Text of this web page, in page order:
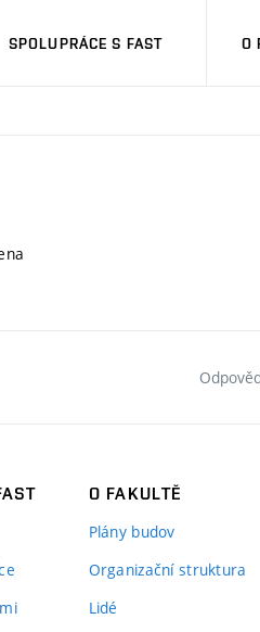
SPOLUPRÁCE S FAST O
O FAKULTĚ
Plány budov
Organizační struktura
Lidé